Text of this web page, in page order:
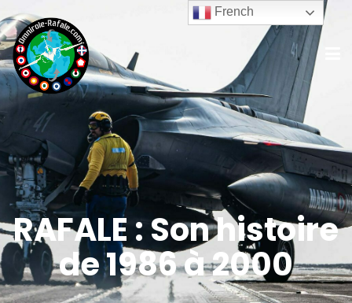
RAFALE : Son histoire
de 1986 à 2000
French